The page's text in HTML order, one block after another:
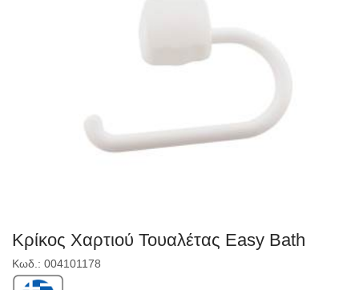
Κρίκος Χαρτιού Τουαλέτας Easy Bath
Κωδ.: 004101178